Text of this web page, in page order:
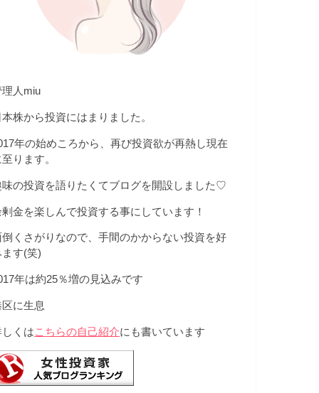
理人miu
株から投資にはまりました。
年の始めころから、再び投資欲が再熱し現在
ります。
味の投資を語りたくてブログを開設しました♡
剰金を楽しんで投資する事にしています！
倒くさがりなので、手間のかからない投資を好
ます(笑)
年は約25％増の見込みです
区に生息
しくはこちらの自己紹介にも書いています